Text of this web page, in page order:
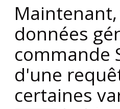
données
commande
d'une
certaines